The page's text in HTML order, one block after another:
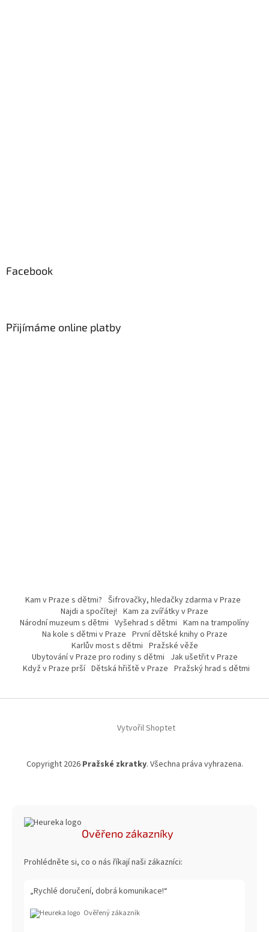
Facebook
Přijímáme online platby
Kam v Praze s dětmi? Šifrovačky, hledačky zdarma v Praze
Najdi a spočítej! Kam za zvířátky v Praze
Národní muzeum s dětmi Vyšehrad s dětmi Kam na trampolíny
Na kole s dětmi v Praze První dětské knihy o Praze
Karlův most s dětmi Pražské věže
Ubytování v Praze pro rodiny s dětmi Jak ušetřit v Praze
Když v Praze prší Dětská hřiště v Praze Pražský hrad s dětmi
Vytvořil Shoptet
Copyright 2026 Pražské zkratky. Všechna práva vyhrazena.
Ověřeno zákazníky
Prohlédněte si, co o nás říkají naši zákazníci:
„Rychlé doručení, dobrá komunikace!“
Ověřený zákazník